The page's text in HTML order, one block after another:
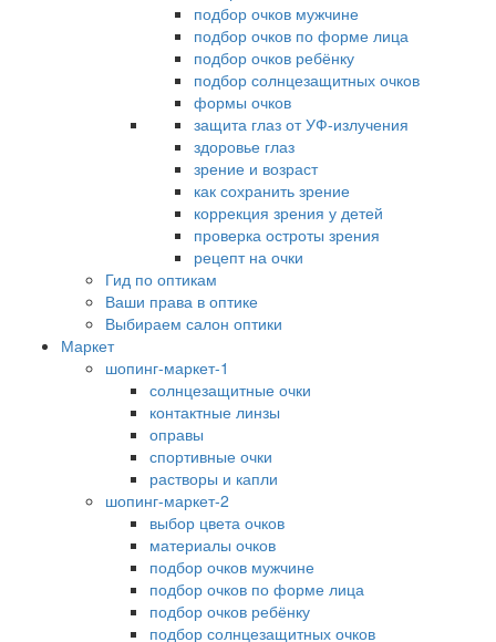
подбор очков мужчине
подбор очков по форме лица
подбор очков ребёнку
подбор солнцезащитных очков
формы очков
защита глаз от УФ-излучения
здоровье глаз
зрение и возраст
как сохранить зрение
коррекция зрения у детей
проверка остроты зрения
рецепт на очки
Гид по оптикам
Ваши права в оптике
Выбираем салон оптики
Маркет
шопинг-маркет-1
солнцезащитные очки
контактные линзы
оправы
спортивные очки
растворы и капли
шопинг-маркет-2
выбор цвета очков
материалы очков
подбор очков мужчине
подбор очков по форме лица
подбор очков ребёнку
подбор солнцезащитных очков